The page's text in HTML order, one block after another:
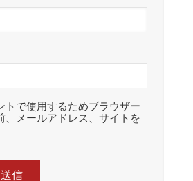
トで使用するためブラウザー
、メールアドレス、サイトを